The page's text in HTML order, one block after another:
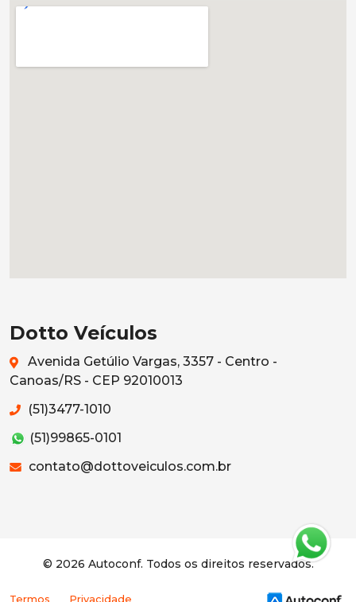
Dotto Veículos
Avenida Getúlio Vargas, 3357 - Centro -
Canoas/RS - CEP 92010013
(51)3477-1010
(51)99865-0101
contato@dottoveiculos.com.br
© 2026 Autoconf. Todos os direitos reservados.
Termos Privacidade